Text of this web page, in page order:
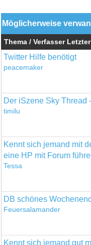
Möglicherweise
Thema / Verfasser
Twitter Hilfe benötigt
peacemaker
Der iSzene Sky Thread
timilu
Kennt sich jemand mit
eine HP mit Forum
Tessa
DB schönes
Feuersalamander
Kennt sich jemand gut